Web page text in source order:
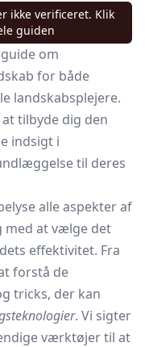
ikke verificeret. Klik
guiden
om
for både
landskabsplejere.
tilbyde dig den
indsigt i
til deres
alle aspekter af
med at vælge det
effektivitet. Fra
forstå de
tricks, der kan
. Vi sigter
værktøjer til at